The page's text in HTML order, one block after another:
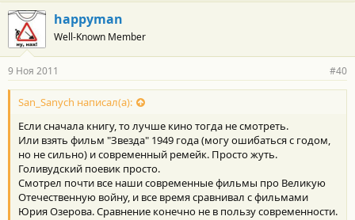
happyman
Well-Known Member
9 Ноя 2011 #40
San_Sanych написал(а):
Если сначала книгу, то лучше кино тогда не смотреть.
Или взять фильм "Звезда" 1949 года (могу ошибаться с годом,
но не сильно) и современный ремейк. Просто жуть.
Голивудский поевик просто.
Смотрел почти все наши современные фильмы про Великую
Отечественную войну, и все время сравнивал с фильмами
Юрия Озерова. Сравнение конечно не в пользу современности.